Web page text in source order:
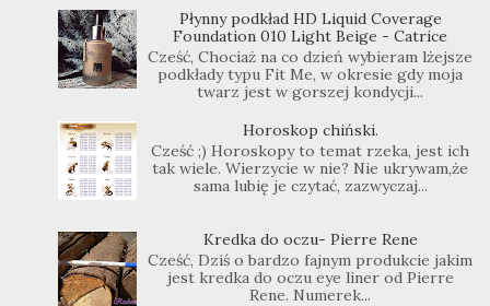
Płynny podkład HD Liquid Coverage
Foundation 010 Light Beige - Catrice
Cześć, Chociaż na co dzień wybieram lżejsze
podkłady typu Fit Me, w okresie gdy moja
twarz jest w gorszej kondycji...
Horoskop chiński.
Cześć ;) Horoskopy to temat rzeka, jest ich
tak wiele. Wierzycie w nie? Nie ukrywam,że
sama lubię je czytać, zazwyczaj...
Kredka do oczu- Pierre Rene
Cześć, Dziś o bardzo fajnym produkcie jakim
jest kredka do oczu eye liner od Pierre
Rene. Numerek...